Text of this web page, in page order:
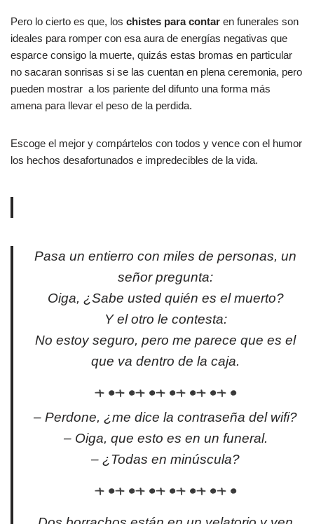
Pero lo cierto es que, los chistes para contar en funerales son
ideales para romper con esa aura de energías negativas que
esparce consigo la muerte, quizás estas bromas en particular
no sacaran sonrisas si se las cuentan en plena ceremonia, pero
pueden mostrar a los pariente del difunto una forma más
amena para llevar el peso de la perdida.
Escoge el mejor y compártelos con todos y vence con el humor
los hechos desafortunados e impredecibles de la vida.
Pasa un entierro con miles de personas, un
señor pregunta:
Oiga, ¿Sabe usted quién es el muerto?
Y el otro le contesta:
No estoy seguro, pero me parece que es el
que va dentro de la caja.
– Perdone, ¿me dice la contraseña del wifi?
– Oiga, que esto es en un funeral.
– ¿Todas en minúscula?